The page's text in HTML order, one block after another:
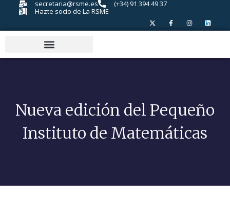
secretaria@rsme.es
(+34) 91 394 49 37
Hazte socio de La RSME
Nueva edición del Pequeño
Instituto de Matemáticas